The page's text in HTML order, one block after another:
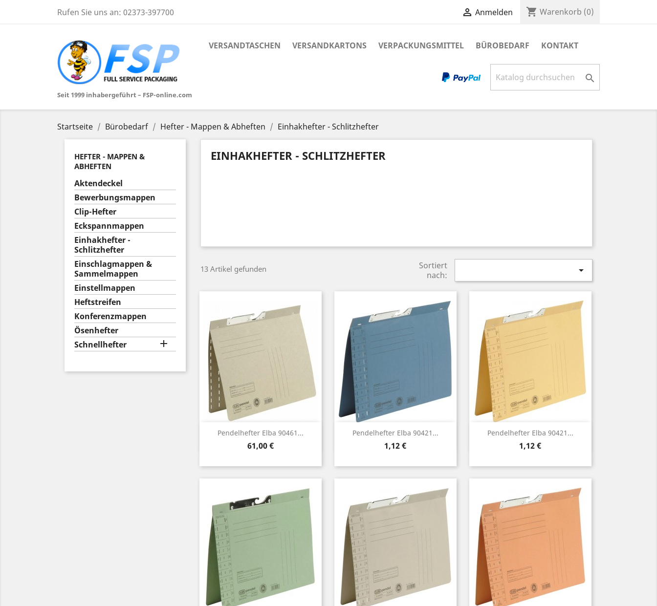
Rufen Sie uns an: 02373-397700  Anmelden shopping_cart Warenkorb (0)
Seit 1999 inhabergeführt – FSP-online.com
VERSANDTASCHEN VERSANDKARTONS VERPACKUNGSMITTEL BÜROBEDARF KONTAKT

Startseite Bürobedarf Hefter - Mappen & Abheften Einhakhefter - Schlitzhefter
HEFTER - MAPPEN &
ABHEFTEN
Aktendeckel
Bewerbungsmappen
Clip-Hefter
Eckspannmappen
Einhakhefter -
Schlitzhefter
Einschlagmappen &
Sammelmappen
Einstellmappen
Heftstreifen
Konferenzmappen
Ösenhefter
Schnellhefter

EINHAKHEFTER - SCHLITZHEFTER
13 Artikel gefunden
Sortiert
nach:

Pendelhefter Elba 90461...
Preis
61,00 €
Vorschau Pendelhefter Elba 90421...
Preis
1,12 €
Vorschau Pendelhefter Elba 90421...
Preis
1,12 €
Vorschau